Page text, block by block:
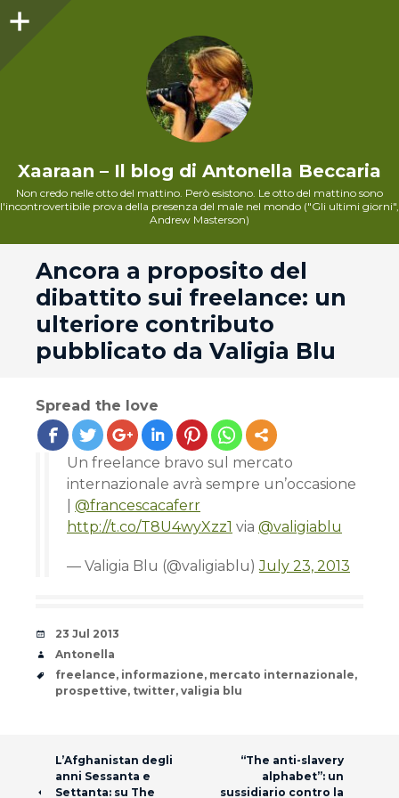
Xaaraan – Il blog di Antonella Beccaria
Non credo nelle otto del mattino. Però esistono. Le otto del mattino sono
l'incontrovertibile prova della presenza del male nel mondo ("Gli ultimi giorni",
Andrew Masterson)
Ancora a proposito del
dibattito sui freelance: un
ulteriore contributo
pubblicato da Valigia Blu
Spread the love
Un freelance bravo sul mercato
internazionale avrà sempre un’occasione
@francescacaferr
http://t.co/T8U4wyXzz1 via @valigiablu
— Valigia Blu (@valigiablu)July 23, 2013
Date
23 Jul 2013
Author
Antonella
Tags
freelance, informazione, mercato internazionale,
prospettive, twitter, valigia blu
Post navigation
L’Afghanistan degli
anni Sessanta e
Settanta: su The
“The anti-slavery
alphabet”: un
sussidiario contro la